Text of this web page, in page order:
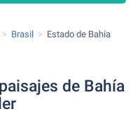
Brasil Estado de Bahía
de Bahía